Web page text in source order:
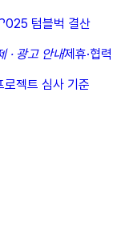
2025 텀블벅 결산
· 광고 안내제휴·협력
로젝트 심사 기준